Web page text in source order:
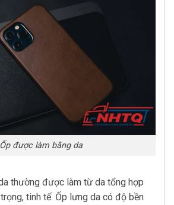
Ốp được làm bằng da
thường được làm từ da tổng hợp
tinh tế. Ốp lưng da có độ bền